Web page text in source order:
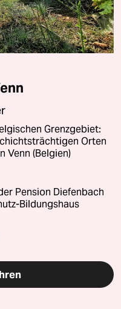
Grenzgebiet:
Orten
Venn (Belgien)
Pension Diefenbach
Bildungshaus